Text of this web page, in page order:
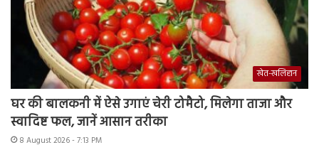
खेत-खलिहान
घर की बालकनी में ऐसे उगाएं चेरी टोमैटो, मिलेगा ताजा और
स्वादिष्ट फल, जानें आसान तरीका
8 August 2026 - 7:13 PM